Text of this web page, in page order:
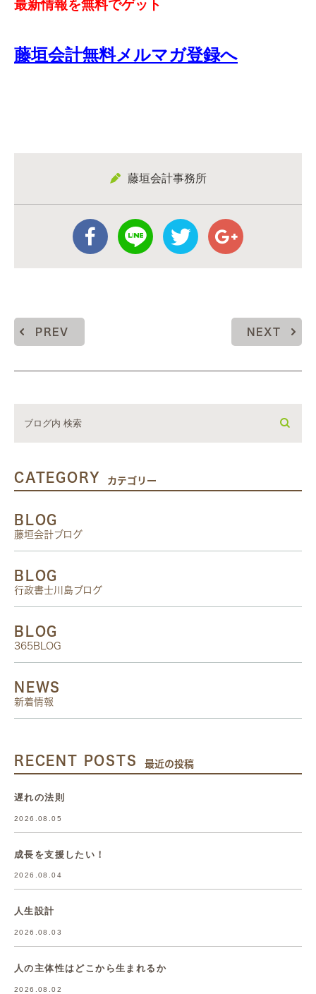
最新情報を無料でゲット
藤垣会計無料メルマガ登録へ
藤垣会計事務所
PREV NEXT
CATEGORY カテゴリー
BLOG
藤垣会計ブログ
BLOG
行政書士川島ブログ
BLOG
365BLOG
NEWS
新着情報
RECENT POSTS 最近の投稿
遅れの法則
2026.08.05
成長を支援したい！
2026.08.04
人生設計
2026.08.03
人の主体性はどこから生まれるか
2026.08.02